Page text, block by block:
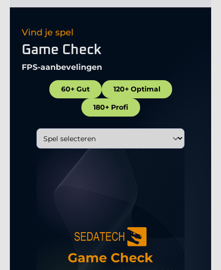
Vind je spel
Game Check
FPS-aanbevelingen
60+ Gut 120+ Optimal
180+ Profi